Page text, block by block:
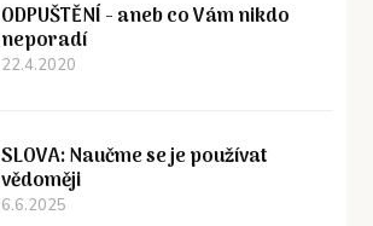
ODPUŠTĚNÍ - aneb co Vám nikdo
neporadí
22.4.2020
SLOVA: Naučme se je používat
vědoměji
6.6.2025